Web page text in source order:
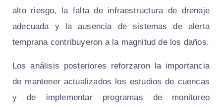
alto riesgo, la falta de infraestructura de drenaje
adecuada y la ausencia de sistemas de alerta
temprana contribuyeron a la magnitud de los daños.
Los análisis posteriores reforzaron la importancia
de mantener actualizados los estudios de cuencas
y de implementar programas de monitoreo